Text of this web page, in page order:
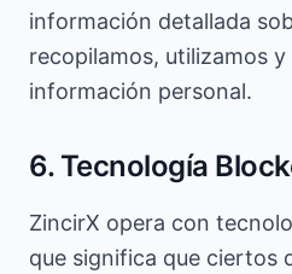
información detallada
recopilamos, utilizamos
información personal.
6. Tecnología
ZincirX opera con
que significa que ciertos